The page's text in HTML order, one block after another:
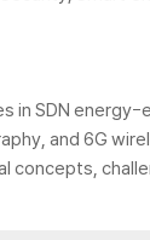
in SDN
and 6G
concepts,